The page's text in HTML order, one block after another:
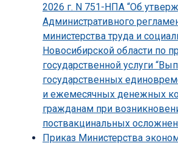
2026 г. N 751-НПА “Об
Административного
министерства труда и
Новосибирской области по
государственной услуги
государственных
и ежемесячных денежных
гражданам при
поствакцинальных
Приказ Министерства